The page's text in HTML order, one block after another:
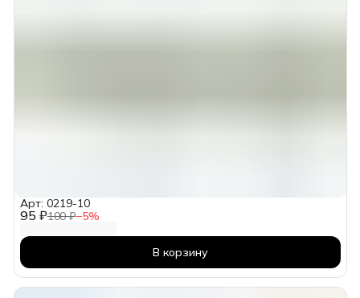
95 ₽100 ₽−5%
Арт: 0219-10
В корзину